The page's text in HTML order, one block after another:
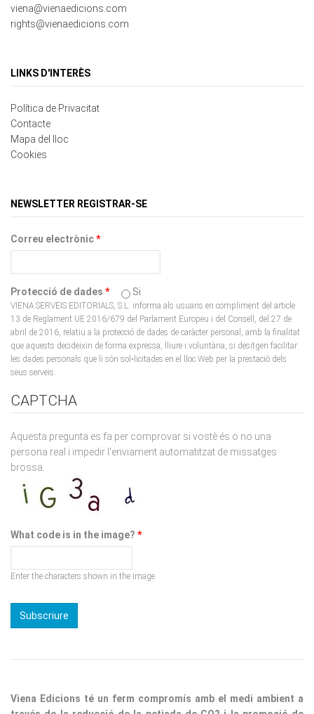
Política de Privacitat
Mapa del lloc
Cookies
Correu electrònic*
VIENA SERVEIS EDITORIALS, S.L. informa als usuaris en compliment del article
13 de Reglament UE 2016/679 del Parlament Europeu i del Consell, del 27 de
abril de 2016, relatiu a la protecció de dades de caràcter personal, amb la finalitat
que aquests decideixin de forma expressa, lliure i voluntària, si desitgen facilitar
les dades personals que li són sol•licitades en el lloc Web per la prestació dels
seus serveis.
CAPTCHA
Aquesta pregunta es fa per comprovar si vostè és o no una
brossa.
What code is in the image?
Enter the characters shown in the image.
pràctiques sostenibles. Per a les seves edicions utilitza paper